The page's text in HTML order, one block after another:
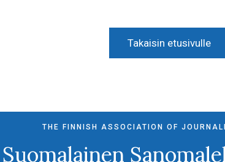
Takaisin etusivulle
THE FINNISH ASSOCIATION OF
Suomalainen